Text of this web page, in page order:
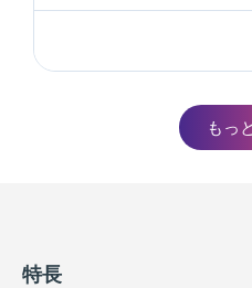
もっ
特長